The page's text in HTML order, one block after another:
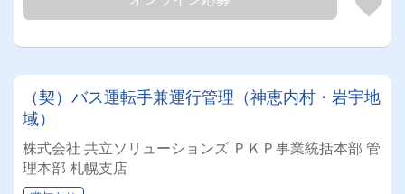
（契）バス運転手兼運行管理（神恵内村・岩宇地
域）
株式会社 共立ソリューションズ ＰＫＰ事業統括本部 管
理本部 札幌支店